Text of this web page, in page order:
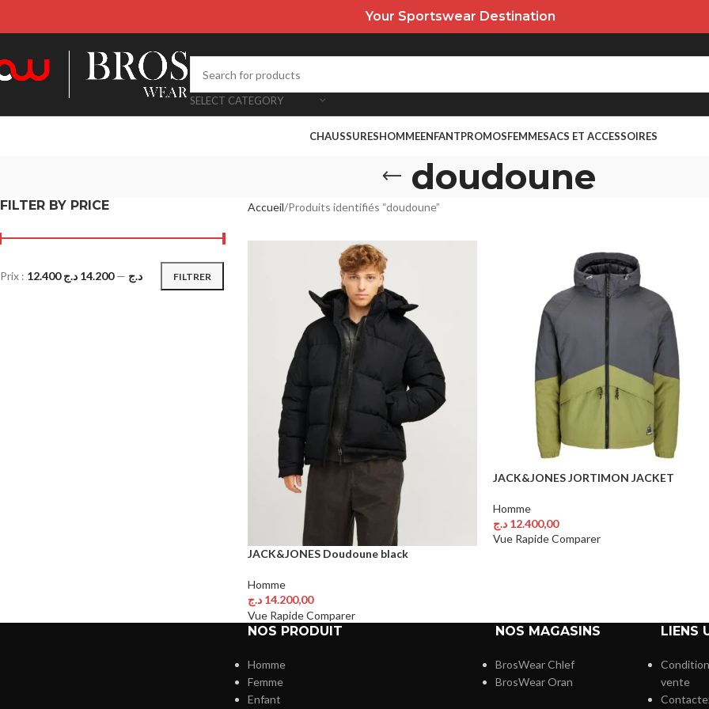
Your Sportswear Destination
SELECT CATEGORY
CHAUSSURESHOMMEENFANTPROMOSFEMMESACS ET ACCESSOIRES
doudoune
FILTER BY PRICE
FILTRER
Prix : 12.400 د.ج —14.200 د.ج
Accueil Produits identifiés “doudoune”
JACK&JONES Doudoune black
Homme
14.200,00 د.ج
Choix Des Options
Vue RapideComparer
JACK&JONES JORTIMON JACKET
Homme
12.400,00 د.ج
Choix Des Options
Vue RapideComparer
NOS PRODUIT
Homme
Femme
Enfant
NOS MAGASINS
BrosWear Chlef
BrosWear Oran
LIENS
vente